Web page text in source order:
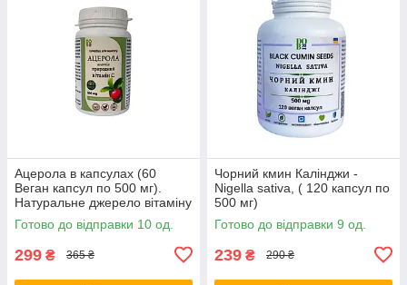
Ацерола в капсулах (60
Веган капсул по 500 мг).
Натуральне джерело вітаміну
С
Готово до відправки 10 од.
299 ₴ 365 ₴
Чорний кмин Калінджи -
Nigella sativa, ( 120 капсул по
500 мг)
Готово до відправки 9 од.
239 ₴ 290 ₴